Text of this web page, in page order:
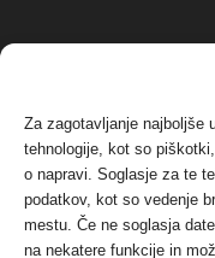
Za zagotavljanje najboljše
tehnologije, kot so
o napravi. Soglasje za te
podatkov, kot so vedenje
mestu. Če ne soglasja
na nekatere funkcije in
NAJBOLJ
Protest
svetu
Dogodki